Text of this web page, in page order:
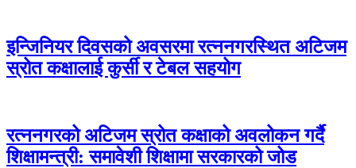
इन्जिनियर दिवसको अवसरमा रत्ननगरस्थित अटिजम
स्रोत कक्षालाई कुर्सी र टेबल सहयोग
रत्ननगरको अटिजम स्रोत कक्षाको अवलोकन गर्दै
शिक्षामन्त्री: समावेशी शिक्षामा सरकारको जोड